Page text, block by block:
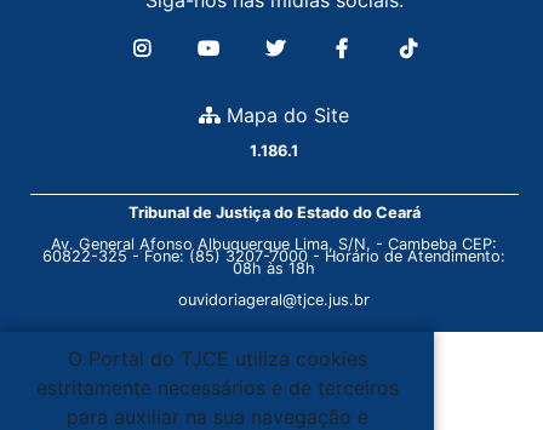
Mapa do Site
1.186.1
Tribunal de Justiça do Estado do Ceará
Av. General Afonso Albuquerque Lima, S/N. - Cambeba CEP:
60822-325 - Fone: (85) 3207-7000 - Horário de Atendimento:
08h às 18h
ouvidoriageral@tjce.jus.br
O Portal do TJCE utiliza cookies
estritamente necessários e de terceiros
para auxiliar na sua navegação e